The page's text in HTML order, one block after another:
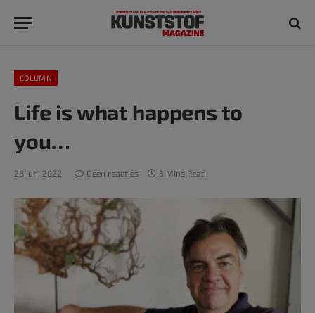
COLUMN
Life is what happens to
you…
28 juni 2022 Geen reacties 3 Mins Read